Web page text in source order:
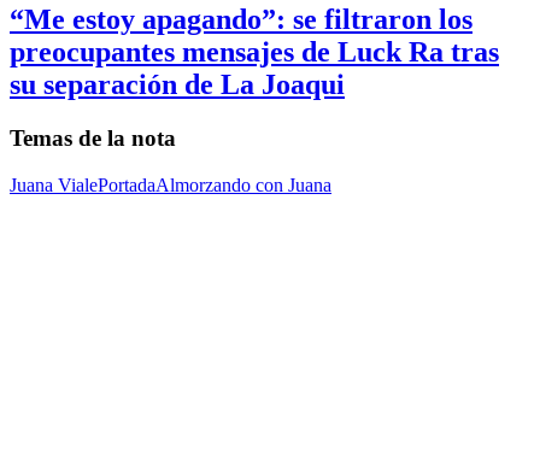
“Me estoy apagando”: se filtraron los
preocupantes mensajes de Luck Ra tras
su separación de La Joaqui
Temas de la nota
Juana VialePortadaAlmorzando con Juana